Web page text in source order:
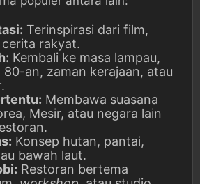
Terinspirasi dari film,
rakyat.
Kembali ke masa lampau,
80-an, zaman kerajaan, atau
.
Membawa suasana
Mesir, atau negara lain
Konsep hutan, pantai,
bawah laut.
Restoran bertema